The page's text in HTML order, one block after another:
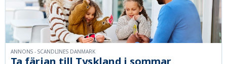
ANNONS - SCANDLINES DANMARK